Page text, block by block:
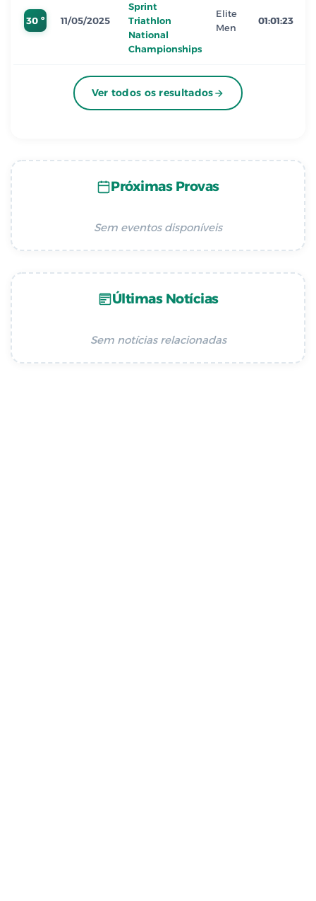
30 º 11/05/2025
Sprint
Triathlon
National
Championships
Elite
Men
01:01:23
Ver todos os resultados
Próximas Provas
Sem eventos disponíveis
Últimas Notícias
Sem notícias relacionadas